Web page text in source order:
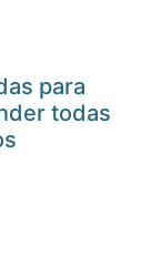
para
todas